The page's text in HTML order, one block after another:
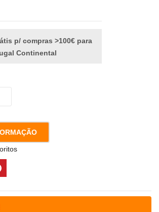
p/ compras >100€ para
Continental